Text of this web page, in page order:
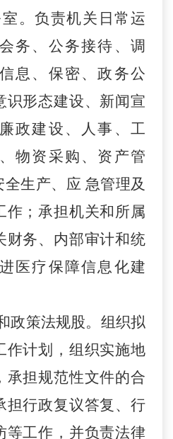
。负责机关日常运
务、公务接待、调
息、保密、政务公
识形态建设、新闻宣
政建设、人事、工
物资采购、资产管
全生产、应 急管理及
作；承担机关和所属
财务、内部审计和统
医疗保障信息化建
政策法规股。组织拟
作计划，组织实施地
承担规范性文件的合
担行政复议答复、行
等工作，并负责法律